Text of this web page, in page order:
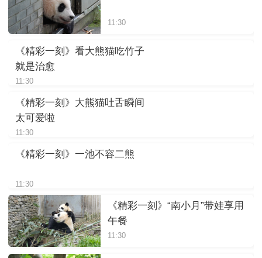
11:30
《精彩一刻》看大熊猫吃竹子
就是治愈
11:30
《精彩一刻》大熊猫吐舌瞬间
太可爱啦
11:30
《精彩一刻》一池不容二熊
11:30
《精彩一刻》“南小月”带娃享用
午餐
11:30